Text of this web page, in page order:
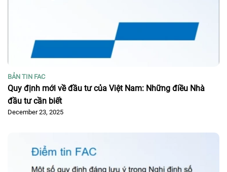
BẢN TIN FAC
Quy định mới về đầu tư của Việt Nam: Những điều Nhà
đầu tư cần biết
December 23, 2025